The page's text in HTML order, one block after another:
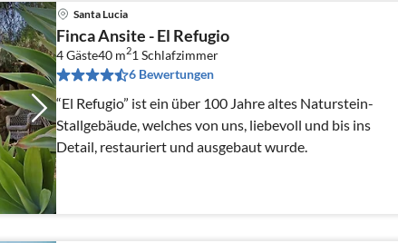
Santa Lucia
Finca Ansite - El Refugio
4 Gäste40 m21 Schlafzimmer
6 Bewertungen
“El Refugio” ist ein über 100 Jahre altes Naturstein-
Stallgebäude, welches von uns, liebevoll und bis ins
Detail, restauriert und ausgebaut wurde.